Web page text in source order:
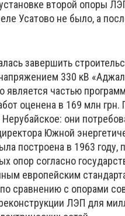
второй опоры
Усатово не было, а
завершить
330 кВ
является частью
оценена в 169 млн
они
Южной
построена в 1963 году,
опор согласно
европейским
сравнению с опорами
ЛЭП для